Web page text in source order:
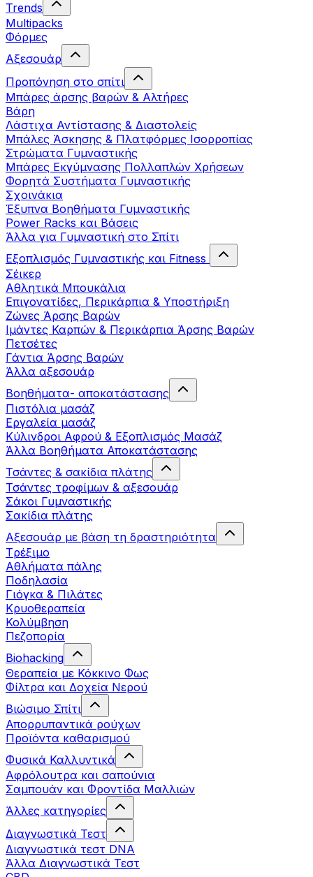
Trends
Multipacks
Φόρμες
Αξεσουάρ
Προπόνηση στο σπίτι
Μπάρες άρσης βαρών & Αλτήρες
Βάρη
Λάστιχα Αντίστασης & Διαστολείς
Μπάλες Άσκησης & Πλατφόρμες Ισορροπίας
Στρώματα Γυμναστικής
Μπάρες Εκγύμνασης Πολλαπλών Χρήσεων
Φορητά Συστήματα Γυμναστικής
Σχοινάκια
Έξυπνα Βοηθήματα Γυμναστικής
Power Racks και Βάσεις
Άλλα για Γυμναστική στο Σπίτι
Εξοπλισμός Γυμναστικής και Fitness
Σέικερ
Αθλητικά Μπουκάλια
Επιγονατίδες, Περικάρπια & Υποστήριξη
Ζώνες Άρσης Βαρών
Ιμάντες Καρπών & Περικάρπια Άρσης Βαρών
Πετσέτες
Γάντια Άρσης Βαρών
Άλλα αξεσουάρ
Βοηθήματα- αποκατάστασης
Πιστόλια μασάζ
Εργαλεία μασάζ
Κύλινδροι Αφρού & Εξοπλισμός Μασάζ
Άλλα Βοηθήματα Αποκατάστασης
Τσάντες & σακίδια πλάτης
Τσάντες τροφίμων & αξεσουάρ
Σάκοι Γυμναστικής
Σακίδια πλάτης
Αξεσουάρ με βάση τη δραστηριότητα
Tρέξιμο
Αθλήματα πάλης
Ποδηλασία
Γιόγκα & Πιλάτες
Κρυοθεραπεία
Κολύμβηση
Πεζοπορία
Biohacking
Θεραπεία με Κόκκινο Φως
Φίλτρα και Δοχεία Νερού
Βιώσιμο Σπίτι
Απορρυπαντικά ρούχων
Προϊόντα καθαρισμού
Φυσικά Καλλυντικά
Αφρόλουτρα και σαπούνια
Σαμπουάν και Φροντίδα Μαλλιών
Άλλες κατηγορίες
Διαγνωστικά Τεστ
Διαγνωστικά τεστ DNA
Άλλα Διαγνωστικά Τεστ